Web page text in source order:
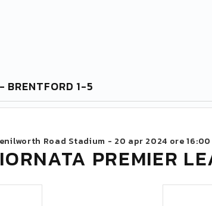
BRENTFORD 1-5
Road Stadium - 20 apr 2024 ore 16:00
PREMIER